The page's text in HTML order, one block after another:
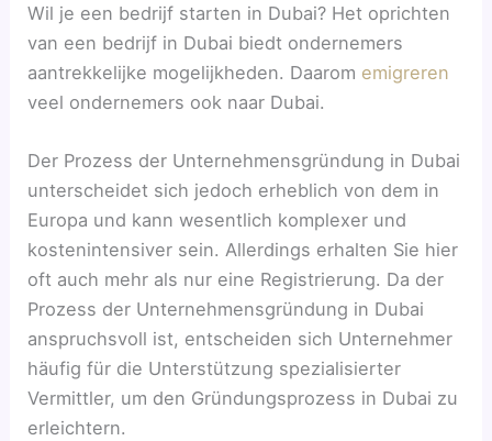
Wil je een bedrijf starten in Dubai? ​Het oprichten
van een bedrijf in Dubai biedt ondernemers
aantrekkelijke mogelijkheden. Daarom emigreren
veel ondernemers ook naar Dubai.
Der Prozess der Unternehmensgründung in Dubai
unterscheidet sich jedoch erheblich von dem in
Europa und kann wesentlich komplexer und
kostenintensiver sein. Allerdings erhalten Sie hier
oft auch mehr als nur eine Registrierung. Da der
Prozess der Unternehmensgründung in Dubai
anspruchsvoll ist, entscheiden sich Unternehmer
häufig für die Unterstützung spezialisierter
Vermittler, um den Gründungsprozess in Dubai zu
erleichtern.